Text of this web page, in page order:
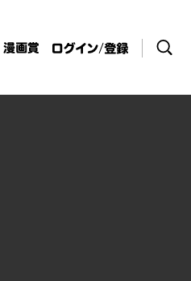
漫画賞
ログイン / 登
録
検索